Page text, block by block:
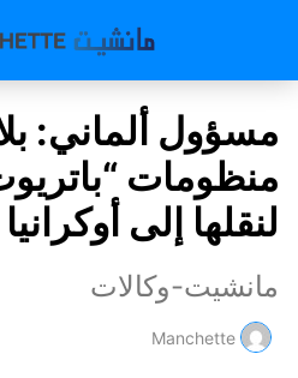
مسؤول ألماني:
منظومات
لنقلها إلى أوكرانيا
مانشيت-وكالات
Manchette